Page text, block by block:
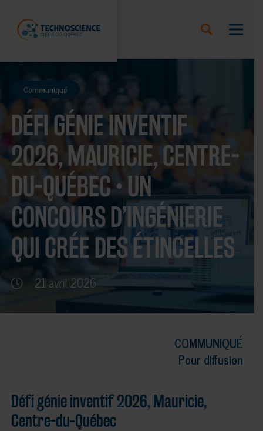
Communiqué
DÉFI GÉNIE INVENTIF
2026, MAURICIE, CENTRE-
DU-QUÉBEC • UN
CONCOURS D’INGÉNIERIE
QUI CRÉE DES ÉTINCELLES
21 avril 2026
COMMUNIQUÉ
Pour diffusion
Défi génie inventif 2026, Mauricie,
Centre-du-Québec